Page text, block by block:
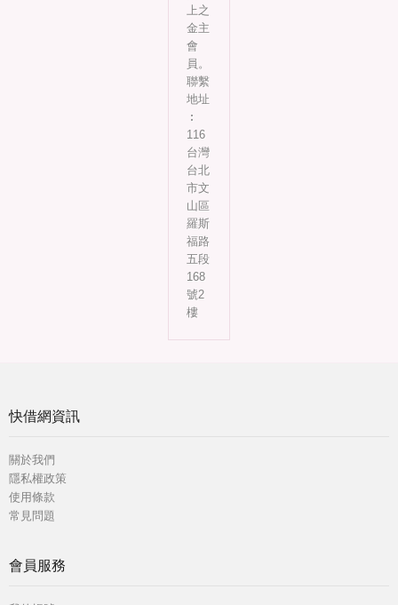
上之
金主
會
員。
聯繫
地址
︰
116
台灣
台北
市文
山區
羅斯
福路
五段
168
號2
樓
快借網資訊
關於我們
隱私權政策
使用條款
常見問題
會員服務